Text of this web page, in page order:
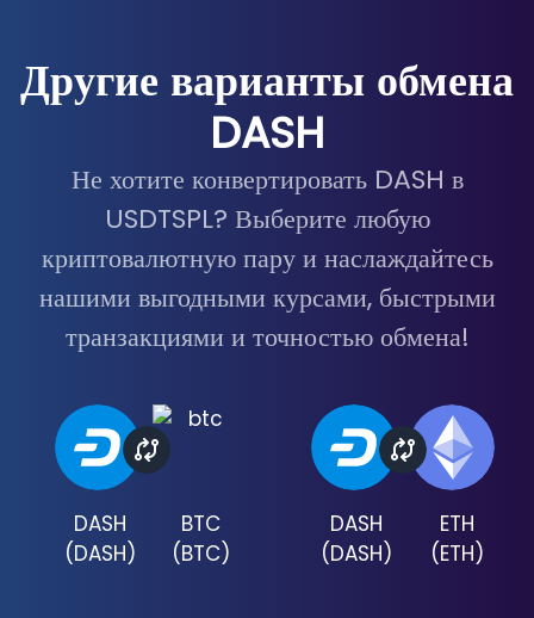
Другие варианты обмена
DASH
Не хотите конвертировать DASH в
USDTSPL? Выберите любую
криптовалютную пару и наслаждайтесь
нашими выгодными курсами, быстрыми
транзакциями и точностью обмена!
DASH
(DASH)
BTC
(BTC)
DASH
(DASH)
ETH
(ETH)